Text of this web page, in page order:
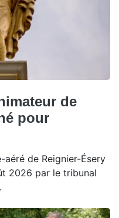
de
pour
de Reignier-Ésery
2026 par le tribunal